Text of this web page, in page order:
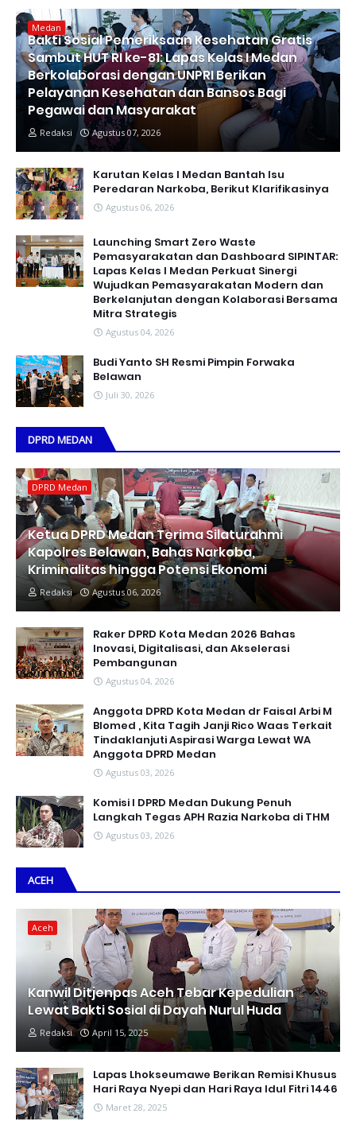
Medan
Bakti Sosial Pemeriksaan Kesehatan Gratis
Sambut HUT RI ke-81: Lapas Kelas I Medan
Berkolaborasi dengan UNPRI Berikan
Pelayanan Kesehatan dan Bansos Bagi
Pegawai dan Masyarakat
Redaksi Agustus 07, 2026
Karutan Kelas I Medan Bantah Isu
Peredaran Narkoba, Berikut Klarifikasinya
Agustus 06, 2026
Launching Smart Zero Waste
Pemasyarakatan dan Dashboard SIPINTAR:
Lapas Kelas I Medan Perkuat Sinergi
Wujudkan Pemasyarakatan Modern dan
Berkelanjutan dengan Kolaborasi Bersama
Mitra Strategis
Agustus 04, 2026
Budi Yanto SH Resmi Pimpin Forwaka
Belawan
Juli 30, 2026
DPRD MEDAN
DPRD Medan
Ketua DPRD Medan Terima Silaturahmi
Kapolres Belawan, Bahas Narkoba,
Kriminalitas hingga Potensi Ekonomi
Redaksi Agustus 06, 2026
Raker DPRD Kota Medan 2026 Bahas
Inovasi, Digitalisasi, dan Akselerasi
Pembangunan
Agustus 04, 2026
Anggota DPRD Kota Medan dr Faisal Arbi M
Blomed , Kita Tagih Janji Rico Waas Terkait
Tindaklanjuti Aspirasi Warga Lewat WA
Anggota DPRD Medan
Agustus 03, 2026
Komisi I DPRD Medan Dukung Penuh
Langkah Tegas APH Razia Narkoba di THM
Agustus 03, 2026
ACEH
Aceh
Kanwil Ditjenpas Aceh Tebar Kepedulian
Lewat Bakti Sosial di Dayah Nurul Huda
Redaksi April 15, 2025
Lapas Lhokseumawe Berikan Remisi Khusus
Hari Raya Nyepi dan Hari Raya Idul Fitri 1446
Maret 28, 2025